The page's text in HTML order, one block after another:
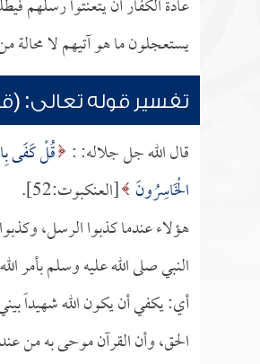
عادة الكفار أن يتعنتوا رسلهم
يستعجلون ما هو آتيهم لا
تفسير قوله تعالى:
قال الله جل جلاله: : قُلْ كَفَى
الْخَاسِرُونَ [العنكبوت:52].
هؤلاء عندما كذبوا الرسل،
النبي صلى الله عليه وسلم بأمر
أي: يكفي أن يكون الله شهيداً
الحق، وأن القرآن موحى به من